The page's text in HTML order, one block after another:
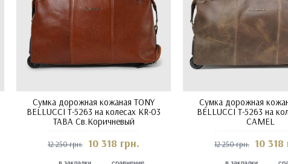
Сумка дорожная кожаная TONY
BELLUCCI T-5263 на колесах KR-03
TABA Св.Коричневый
12 250 грн. 10 318 грн.
Сумка дорожная
BELLUCCI T-5263 на
CAMEL
12 250 грн. 10 318